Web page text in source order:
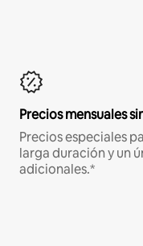
Precios mensuales
Precios especiales
larga duración y un
adicionales.*